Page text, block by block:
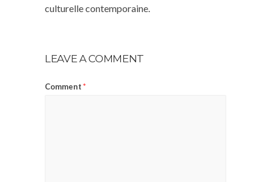
culturelle contemporaine.
LEAVE A COMMENT
Comment*